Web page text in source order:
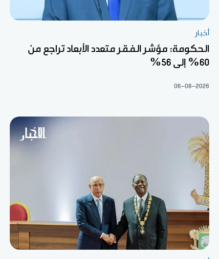
أخبار
الحكومة: مؤشر الفقر متعدد الأبعاد تراجع من
60% إلى 56%
06-08-2026